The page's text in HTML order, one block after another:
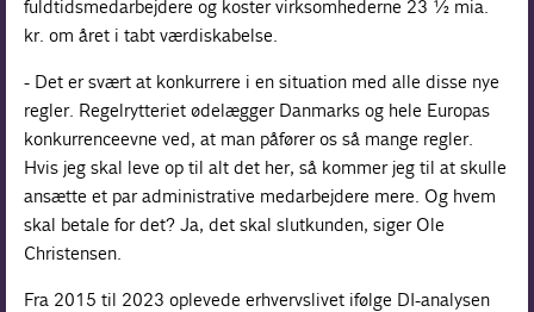
fuldtidsmedarbejdere og koster virksomhederne 23 ½ mia.
kr. om året i tabt værdiskabelse.
- Det er svært at konkurrere i en situation med alle disse nye
regler. Regelrytteriet ødelægger Danmarks og hele Europas
konkurrenceevne ved, at man påfører os så mange regler.
Hvis jeg skal leve op til alt det her, så kommer jeg til at skulle
ansætte et par administrative medarbejdere mere. Og hvem
skal betale for det? Ja, det skal slutkunden, siger Ole
Christensen.
Fra 2015 til 2023 oplevede erhvervslivet ifølge DI-analysen